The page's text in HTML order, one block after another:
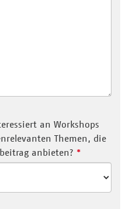
an Workshops
Themen, die
anbieten? *